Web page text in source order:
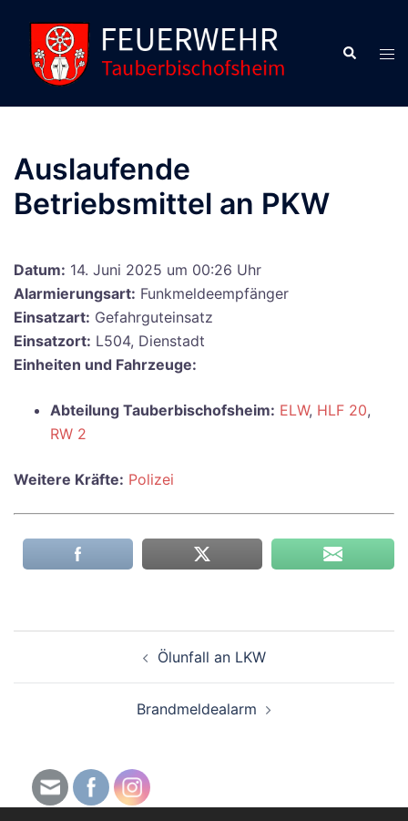
Inhalt
springen
Suche
Auslaufende
Betriebsmittel an PKW
Datum: 14. Juni 2025 um 00:26 Uhr
Alarmierungsart: Funkmeldeempfänger
Einsatzart: Gefahrguteinsatz
Einsatzort: L504, Dienstadt
Einheiten und Fahrzeuge:
Abteilung Tauberbischofsheim: ELW, HLF 20,
RW 2
Weitere Kräfte: Polizei
Beitragsnavigation
Ölunfall an LKW
Brandmeldealarm